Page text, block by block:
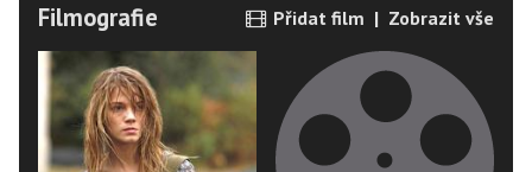
Filmografie Přidat film | Zobrazit vše